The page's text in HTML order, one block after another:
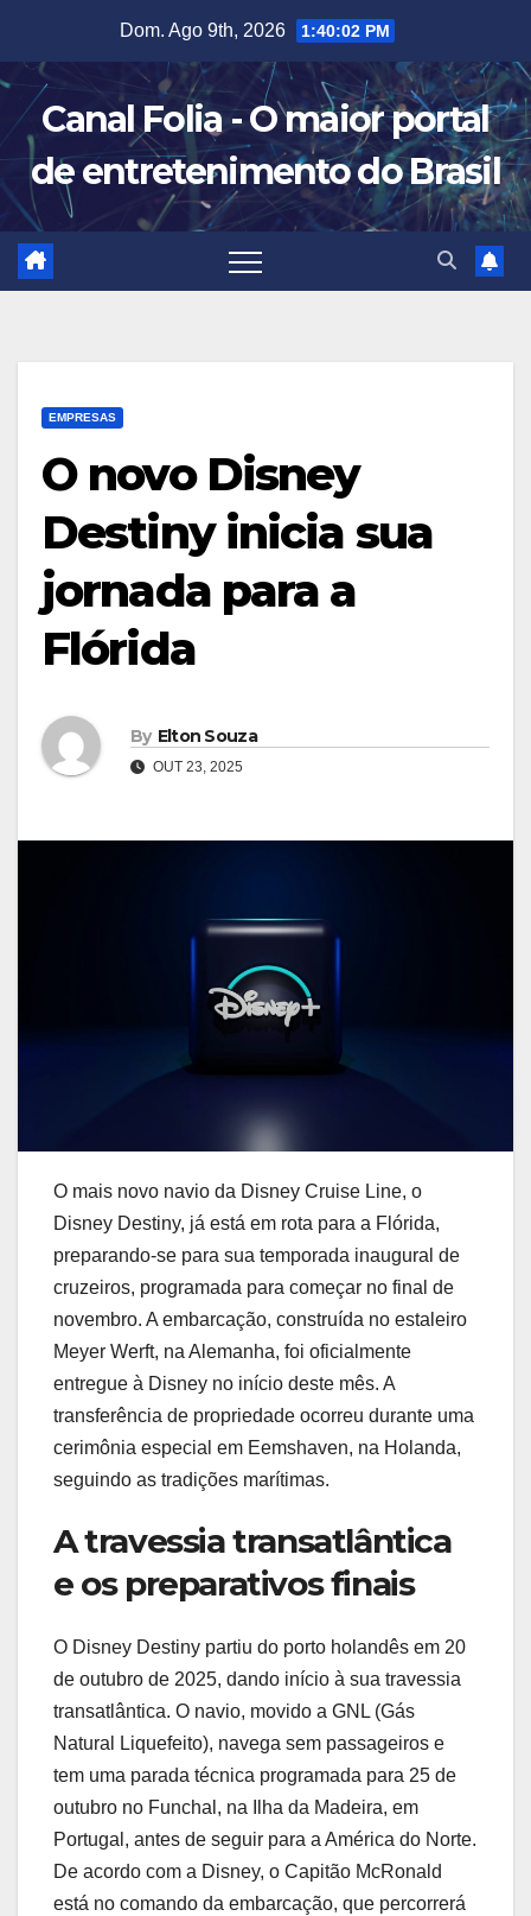
content
Dom. Ago 9th, 2026 1:40:03 PM
Canal Folia - O maior portal
de entretenimento do Brasil
EMPRESAS
O novo Disney
Destiny inicia sua
jornada para a
Flórida
By Elton Souza
OUT 23, 2025
O mais novo navio da Disney Cruise Line, o
Disney Destiny, já está em rota para a Flórida,
preparando-se para sua temporada inaugural de
cruzeiros, programada para começar no final de
novembro. A embarcação, construída no estaleiro
Meyer Werft, na Alemanha, foi oficialmente
entregue à Disney no início deste mês. A
transferência de propriedade ocorreu durante uma
cerimônia especial em Eemshaven, na Holanda,
seguindo as tradições marítimas.
A travessia transatlântica
e os preparativos finais
O Disney Destiny partiu do porto holandês em 20
de outubro de 2025, dando início à sua travessia
transatlântica. O navio, movido a GNL (Gás
Natural Liquefeito), navega sem passageiros e
tem uma parada técnica programada para 25 de
outubro no Funchal, na Ilha da Madeira, em
Portugal, antes de seguir para a América do Norte.
De acordo com a Disney, o Capitão McRonald
está no comando da embarcação, que percorrerá